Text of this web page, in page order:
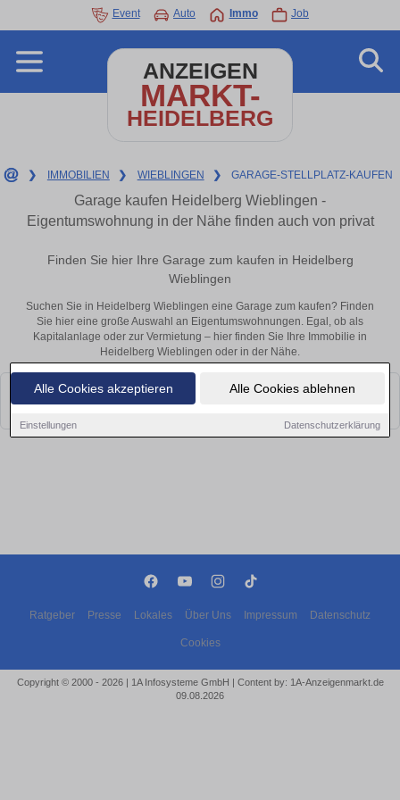
Alle Cookies akzeptieren Alle Cookies ablehnen
Einstellungen Datenschutzerklärung
Event Auto Immo Job
ANZEIGEN
MARKT-
HEIDELBERG
❯ IMMOBILIEN ❯ WIEBLINGEN ❯ GARAGE-STELLPLATZ-KAUFEN
Garage kaufen Heidelberg Wieblingen -
Eigentumswohnung in der Nähe finden auch von privat
Finden Sie hier Ihre Garage zum kaufen in Heidelberg
Wieblingen
Suchen Sie in Heidelberg Wieblingen eine Garage zum kaufen? Finden
Sie hier eine große Auswahl an Eigentumswohnungen. Egal, ob als
Kapitalanlage oder zur Vermietung – hier finden Sie Ihre Immobilie in
Heidelberg Wieblingen oder in der Nähe.
Leider konnten wir derzeit keine passenden Objekte finden. Schauen Sie
bald wieder vorbei!
Ratgeber Presse Lokales Über Uns Impressum Datenschutz
Cookies
Copyright © 2000 - 2026 | 1A Infosysteme GmbH | Content by: 1A-Anzeigenmarkt.de
09.08.2026